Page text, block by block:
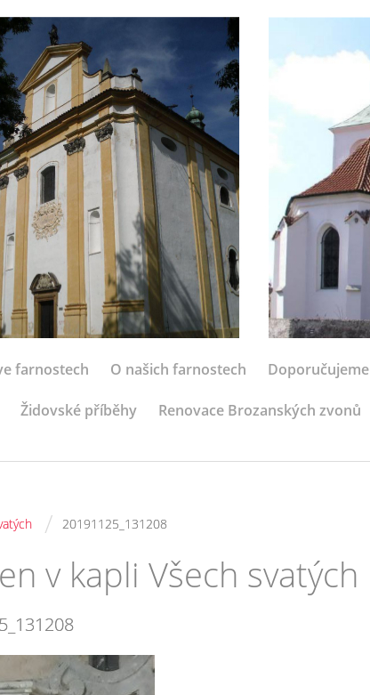
farnostech O našich farnostech Doporučujeme
Židovské příběhy Renovace Brozanských zvonů
/ 20191125_131208
v kapli Všech svatých